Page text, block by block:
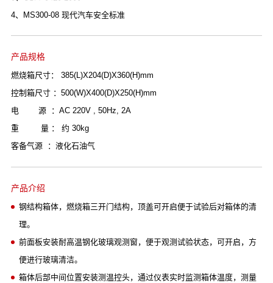
4、MS300-08 现代汽车安全标准
产品规格
燃烧箱尺寸： 385(L)X204(D)X360(H)mm
控制箱尺寸 ：500(W)X400(D)X250(H)mm
电 源 ：AC 220V , 50Hz, 2A
重 量 ： 约 30kg
客备气源 ：液化石油气
产品介绍
钢结构箱体，燃烧箱三开门结构，顶盖可开启便于试验后对箱体的清
理。
前面板安装耐高温钢化玻璃观测窗，便于观测试验状态，可开启，方
便进行玻璃清洁。
箱体后部中间位置安装测温控头，通过仪表实时监测箱体温度，测量